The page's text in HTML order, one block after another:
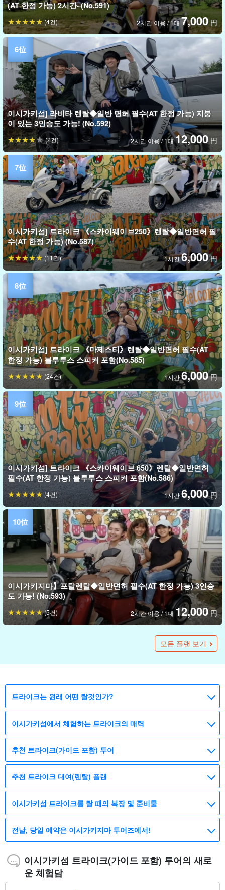
(AT 한정 가능) 2시간~(No.591)
2시간 이용 / 1대7,000 円
(4건)
이시가키섬] 라비타 렌탈◆일반 면허 필수(AT 한정 가능) 지붕
이 있는 3인승도 가능! (No.592)
2시간 이용 / 1대12,000 円
(2건)
이시가키섬] 트라이크 《스카이웨이브250》렌탈◆일반면허 필
수(AT 한정 가능) (No.587)
1시간6,000 円
(11건)
이시가키섬] 트라이크 《마제스티》렌탈◆일반면허 필수(AT
한정 가능) 블루투스 스피커 포함(No.585)
1시간6,000 円
(24건)
이시가키섬] 트라이크 《스카이웨이브 650》렌탈◆일반면허
필수(AT 한정 가능) 블루투스 스피커 포함(No.586)
1시간6,000 円
(4건)
이시가키지마】포탈렌탈◆일반면허 필수(AT 한정 가능) 3인승
도 가능! (No.593)
2시간 이용 / 1대12,000 円
(5건)
이시가키지마】EV 트라이크(가이드 포함) 명소 순회 투어◆메
이조 만안→알로알로 카페《점심 포함》(No.599)
13,000 円
이시가키지마/약 2시간】EV 트라이크로 절경 '야라베다케'를 둘
러보는 투어☆360도 파노라마 뷰가 압권 ＜송영 포함＞
성인15,000 円
(16건)
이시가키지마/선셋] 가이드가 있어 안심! EV 트라이크로 즐기는
20,000 円
이시가키지마/약 2시간】EV 트라이크로 가는 '아라카와 폭포'
15,000 円
이시가키섬/약 2시간] 가이드가 있어 안심! EV 트라이크로 떠나
15,000 円
이시가키지마/약 2시간】EV 트라이크로 대자연 "니시반도"를
15,000 円
모든 플랜 보기
트라이크는 원래 어떤 탈것인가?
이시가키섬에서 체험하는 트라이크의 매력
추천 트라이크(가이드 포함) 투어
추천 트라이크 대여(렌탈) 플랜
이시가키섬 트라이크를 탈 때의 복장 및 준비물
전날, 당일 예약은 이시가키지마 투어즈에서!
이시가키섬 트라이크(가이드 포함) 투어의 새로
운 체험담